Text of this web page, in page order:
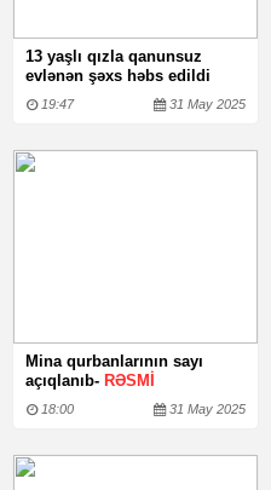
13 yaşlı qızla qanunsuz
evlənən şəxs həbs edildi
19:47 31 May 2025
Mina qurbanlarının sayı
açıqlanıb- RƏSMİ
18:00 31 May 2025